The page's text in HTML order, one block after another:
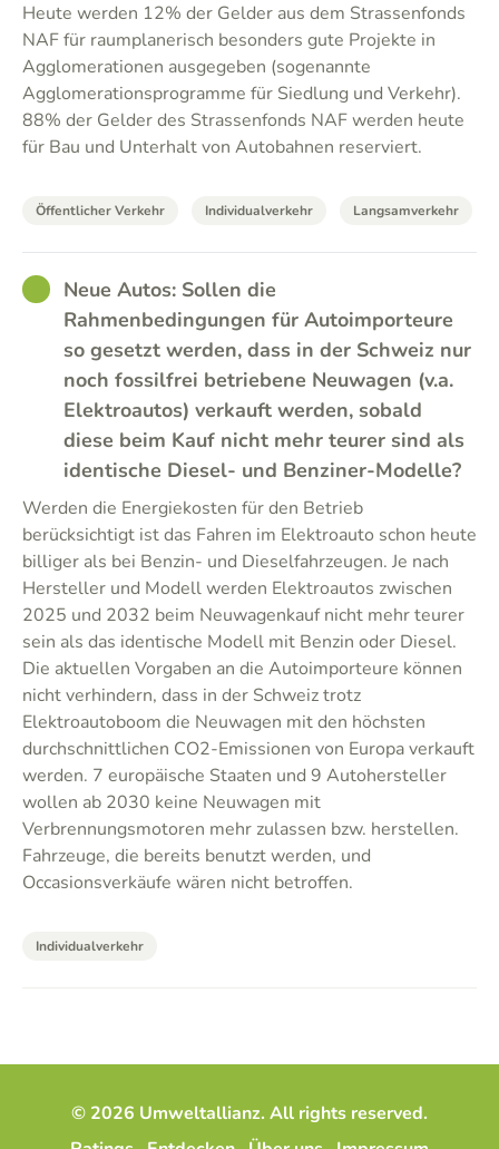
Heute werden 12% der Gelder aus dem Strassenfonds
NAF für raumplanerisch besonders gute Projekte in
Agglomerationen ausgegeben (sogenannte
Agglomerationsprogramme für Siedlung und Verkehr).
88% der Gelder des Strassenfonds NAF werden heute
für Bau und Unterhalt von Autobahnen reserviert.
Öffentlicher Verkehr Individualverkehr Langsamverkehr
GOODNeue Autos: Sollen die
Rahmenbedingungen für Autoimporteure
so gesetzt werden, dass in der Schweiz nur
noch fossilfrei betriebene Neuwagen (v.a.
Elektroautos) verkauft werden, sobald
diese beim Kauf nicht mehr teurer sind als
identische Diesel- und Benziner-Modelle?
Werden die Energiekosten für den Betrieb
berücksichtigt ist das Fahren im Elektroauto schon heute
billiger als bei Benzin- und Dieselfahrzeugen. Je nach
Hersteller und Modell werden Elektroautos zwischen
2025 und 2032 beim Neuwagenkauf nicht mehr teurer
sein als das identische Modell mit Benzin oder Diesel.
Die aktuellen Vorgaben an die Autoimporteure können
nicht verhindern, dass in der Schweiz trotz
Elektroautoboom die Neuwagen mit den höchsten
durchschnittlichen CO2-Emissionen von Europa verkauft
werden. 7 europäische Staaten und 9 Autohersteller
wollen ab 2030 keine Neuwagen mit
Verbrennungsmotoren mehr zulassen bzw. herstellen.
Fahrzeuge, die bereits benutzt werden, und
Occasionsverkäufe wären nicht betroffen.
Individualverkehr
© 2026 Umweltallianz. All rights reserved.